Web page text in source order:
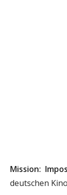
Mission:
deutschen